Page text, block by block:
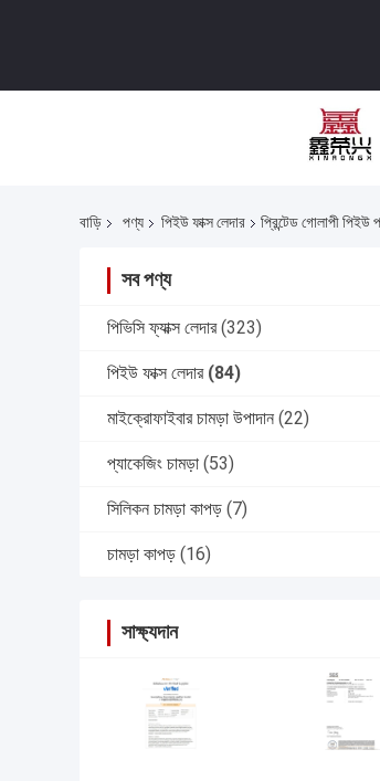
বাড়ি পণ্য পিইউ ফাক্স লেদার প্রিন্টেড গোলাপী পিইউ
সব পণ্য
পিভিসি ফ্যাক্স লেদার (323)
পিইউ ফাক্স লেদার (84)
মাইক্রোফাইবার চামড়া উপাদান (22)
প্যাকেজিং চামড়া (53)
সিলিকন চামড়া কাপড় (7)
চামড়া কাপড় (16)
সাক্ষ্যদান